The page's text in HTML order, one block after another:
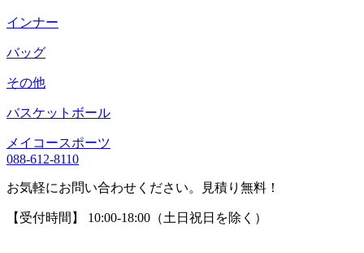
インナー
バッグ
その他
バスケットボール
メイコースポーツ
088-612-8110
お気軽にお問い合わせください。見積り無料！
【受付時間】 10:00-18:00（土日祝日を除く）